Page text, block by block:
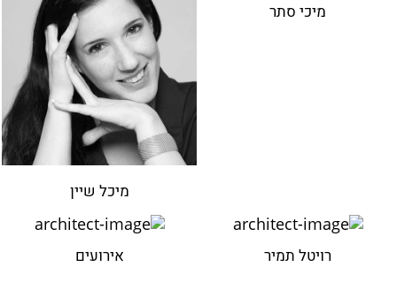
מיכי סתר
מיכל שיין
רויטל תמיר אירועים